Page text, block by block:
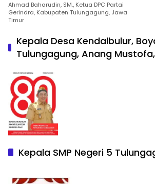
Ahmad Baharudin, SM., Ketua DPC Partai
Gerindra, Kabupaten Tulungagung, Jawa
Timur
Kepala Desa Kendalbulur,
Tulungagung, Anang
Kepala SMP Negeri 5